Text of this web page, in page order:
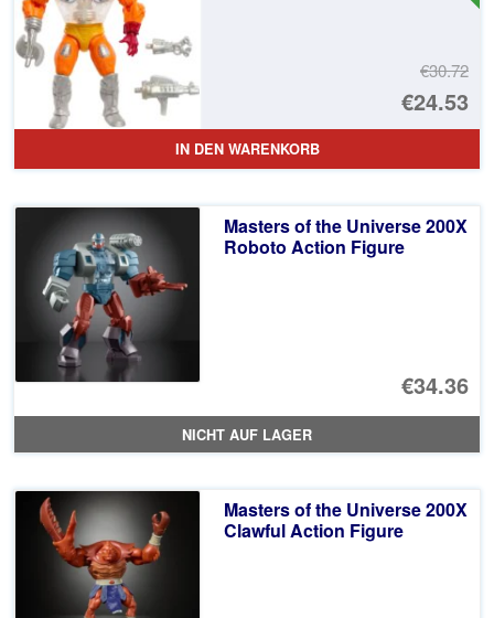
€30.72
€24.53
IN DEN WARENKORB
Masters of the Universe 200X
Roboto Action Figure
€34.36
NICHT AUF LAGER
Masters of the Universe 200X
Clawful Action Figure